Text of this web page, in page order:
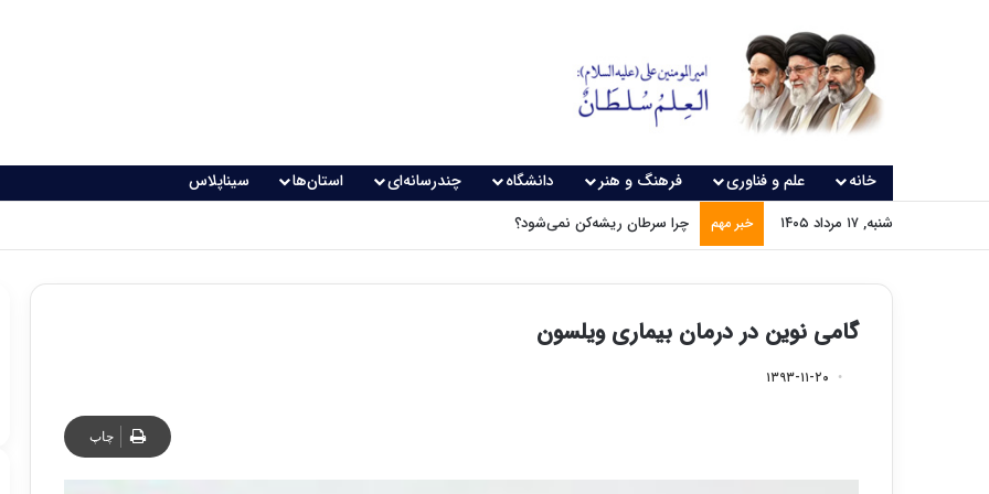
خانه علم و فناوری فرهنگ و هنر دانشگاه چندرسانه‌ای استان‌ها سیناپلاس
شنبه, ۱۷ مرداد ۱۴۰۵ خبر مهم چرا سرطان ریشه‌کن نمی‌شود؟
گامی نوین در درمان بیماری ویلسون
۱۳۹۳-۱۱-۲۰
چاپ